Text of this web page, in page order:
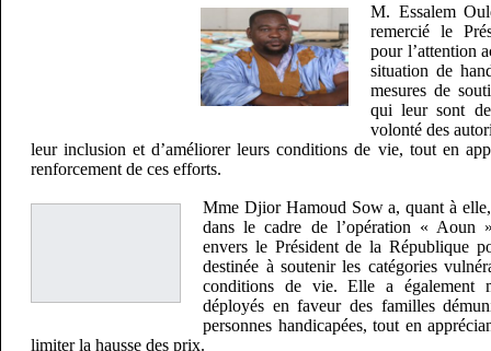
M. Essalem
remercié le
pour l’attention
situation de
mesures de
qui leur sont
volonté des
leur inclusion et d’améliorer leurs conditions de vie, tout en
renforcement de ces efforts.
Mme Djior Hamoud Sow a, quant à elle,
dans le cadre de l’opération « Aoun
envers le Président de la République
destinée à soutenir les catégories
conditions de vie. Elle a également
déployés en faveur des familles
personnes handicapées, tout en
limiter la hausse des prix.